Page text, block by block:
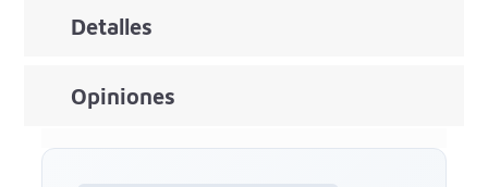
Detalles
Opiniones